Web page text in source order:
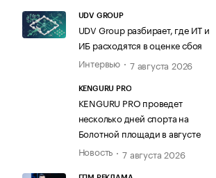
UDV GROUP
UDV Group разбирает, где ИТ и
ИБ расходятся в оценке сбоя
Интервью
7 августа 2026
KENGURU PRO
KENGURU PRO проведет
несколько дней спорта на
Болотной площади в августе
Новость
7 августа 2026